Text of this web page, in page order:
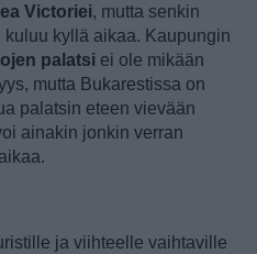
Victoriei, mutta senkin
kyllä aikaa. Kaupungin
palatsi ei ole mikään
mutta Bukarestissa on
palatsin eteen vievään
ainakin jonkin verran
ja viihteelle vaihtaville